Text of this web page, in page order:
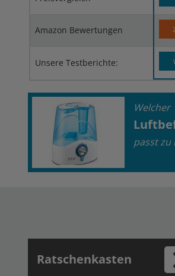
Amazon Bewertungen
Unsere Testberichte:
Welcher
passt zu
Ratschenkasten